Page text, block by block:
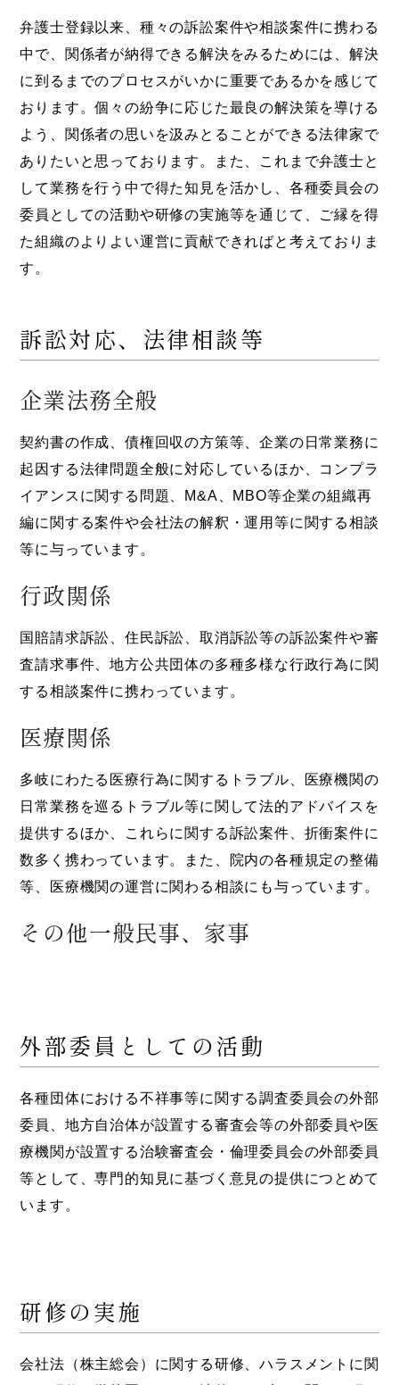
弁護士登録以来、種々の訴訟案件や相談案件に携わる
中で、関係者が納得できる解決をみるためには、解決
に到るまでのプロセスがいかに重要であるかを感じて
おります。個々の紛争に応じた最良の解決策を導ける
よう、関係者の思いを汲みとることができる法律家で
ありたいと思っております。また、これまで弁護士と
して業務を行う中で得た知見を活かし、各種委員会の
委員としての活動や研修の実施等を通じて、ご縁を得
た組織のよりよい運営に貢献できればと考えておりま
す。
訴訟対応、法律相談等
企業法務全般
契約書の作成、債権回収の方策等、企業の日常業務に
起因する法律問題全般に対応しているほか、コンプラ
イアンスに関する問題、M&A、MBO等企業の組織再
編に関する案件や会社法の解釈・運用等に関する相談
等に与っています。
行政関係
国賠請求訴訟、住民訴訟、取消訴訟等の訴訟案件や審
査請求事件、地方公共団体の多種多様な行政行為に関
する相談案件に携わっています。
医療関係
多岐にわたる医療行為に関するトラブル、医療機関の
日常業務を巡るトラブル等に関して法的アドバイスを
提供するほか、これらに関する訴訟案件、折衝案件に
数多く携わっています。また、院内の各種規定の整備
等、医療機関の運営に関わる相談にも与っています。
その他一般民事、家事
外部委員としての活動
各種団体における不祥事等に関する調査委員会の外部
委員、地方自治体が設置する審査会等の外部委員や医
療機関が設置する治験審査会・倫理委員会の外部委員
等として、専門的知見に基づく意見の提供につとめて
います。
研修の実施
会社法（株主総会）に関する研修、ハラスメントに関